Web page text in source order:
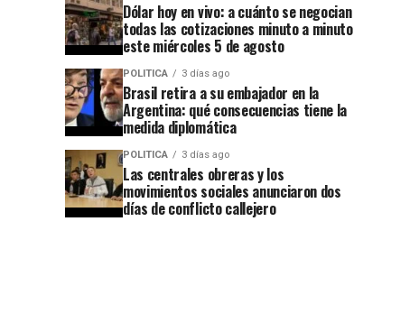
Dólar hoy en vivo: a cuánto se negocian
todas las cotizaciones minuto a minuto
este miércoles 5 de agosto
POLITICA 3 días ago
Brasil retira a su embajador en la
Argentina: qué consecuencias tiene la
medida diplomática
POLITICA 3 días ago
Las centrales obreras y los
movimientos sociales anunciaron dos
días de conflicto callejero